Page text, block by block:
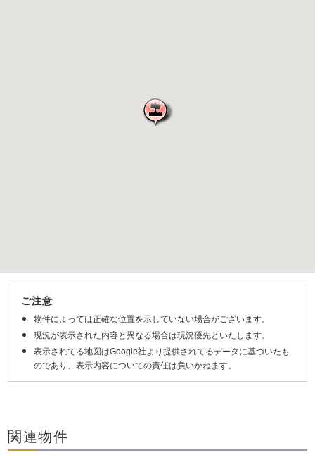
ご注意
物件によっては正確な位置を示していない場合がございます。
現況が表示された内容と異なる場合は現況優先といたします。
表示されてる地図はGoogle社より提供されてるデータに基づいたも
のであり、表示内容についての責任は負いかねます。
関連物件